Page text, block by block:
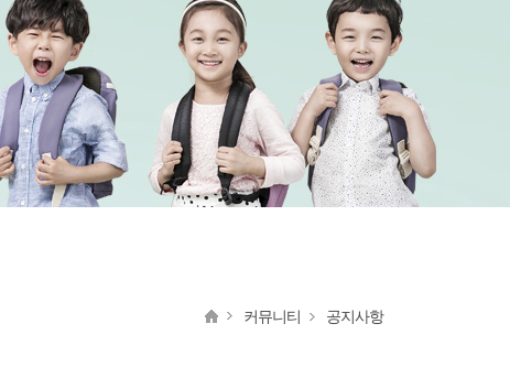
커뮤니티 공지사항